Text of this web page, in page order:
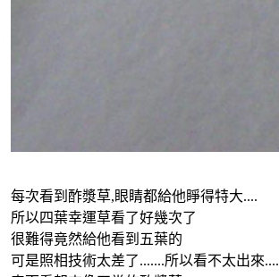
每次看到酢漿草,眼睛都給他睜得特大....
所以四葉幸運草看了好幾次了
很難得竟然給他看到五葉的
可是照相技術太差了.......所以看不太出來....